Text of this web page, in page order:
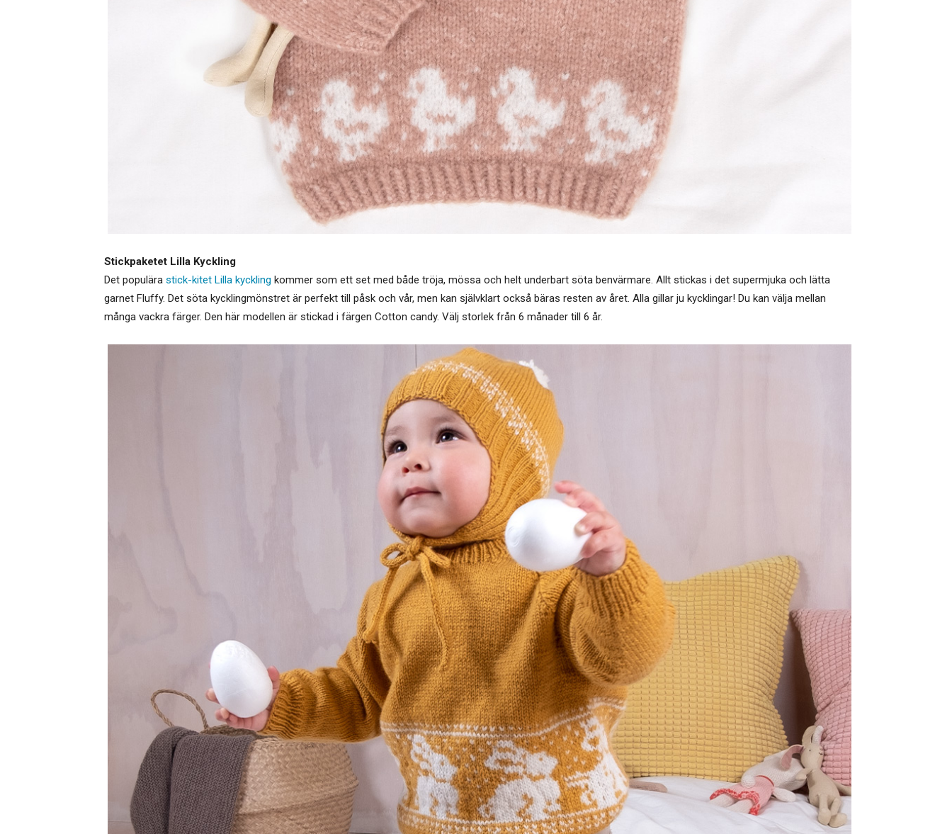
Stickpaketet Lilla Kyckling
Det populära stick-kitet Lilla kyckling kommer som ett set med både tröja, mössa och helt underbart söta benvärmare. Allt stickas i det supermjuka och lätta
garnet Fluffy. Det söta kycklingmönstret är perfekt till påsk och vår, men kan självklart också bäras resten av året. Alla gillar ju kycklingar! Du kan välja mellan
många vackra färger. Den här modellen är stickad i färgen Cotton candy. Välj storlek från 6 månader till 6 år.